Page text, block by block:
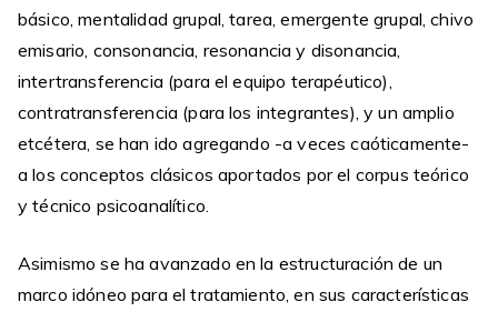
básico, mentalidad grupal, tarea, emergente grupal, chivo
emisario, consonancia, resonancia y disonancia,
intertransferencia (para el equipo terapéutico),
contratransferencia (para los integrantes), y un amplio
etcétera, se han ido agregando -a veces caóticamente-
a los conceptos clásicos aportados por el corpus teórico
y técnico psicoanalítico.
Asimismo se ha avanzado en la estructuración de un
marco idóneo para el tratamiento, en sus características